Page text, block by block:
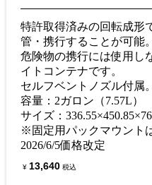
特許取得済みの回転成形
管・携行することが可能
危険物の携行には使用し
イトコンテナです。
セルフベントノズル付属。
容量：2ガロン（7.57L）
サイズ：
※固定用パックマウント
2026/6/5価格改定
¥ 13,640 税込